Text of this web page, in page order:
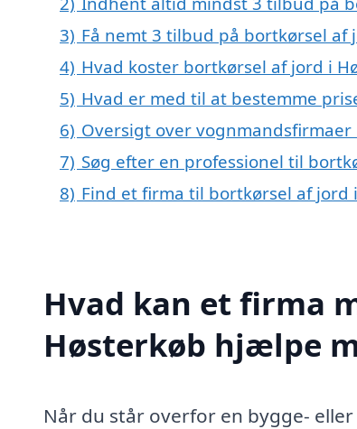
3) Få nemt 3 tilbud på bortkørsel
4) Hvad koster bortkørsel af jord i
5) Hvad er med til at bestemme
6) Oversigt over
7) Søg efter en professionel til
8) Find et firma til bortkørsel af jord
Hvad kan et firma
Høsterkøb hjælpe
Når du står overfor en bygge-